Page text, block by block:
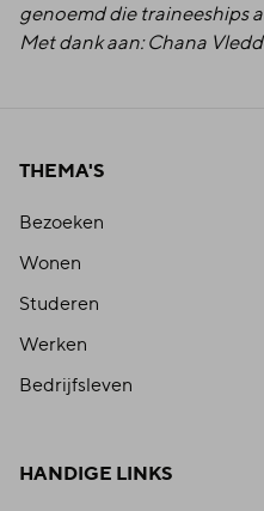
genoemd die traineeships
Met dank aan: Chana
THEMA'S
Bezoeken
Wonen
Studeren
Werken
Bedrijfsleven
HANDIGE LINKS